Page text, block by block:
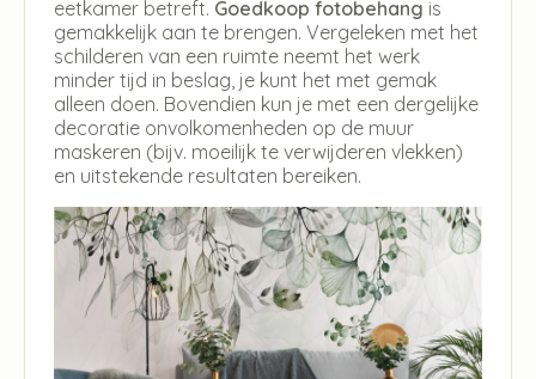
eetkamer betreft. Goedkoop fotobehang is
gemakkelijk aan te brengen. Vergeleken met het
schilderen van een ruimte neemt het werk
minder tijd in beslag, je kunt het met gemak
alleen doen. Bovendien kun je met een dergelijke
decoratie onvolkomenheden op de muur
maskeren (bijv. moeilijk te verwijderen vlekken)
en uitstekende resultaten bereiken.